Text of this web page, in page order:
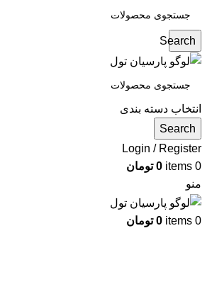
Search
انتخاب دسته بندی
Search
Login / Register
0
items
0 تومان
منو
0
items
0 تومان